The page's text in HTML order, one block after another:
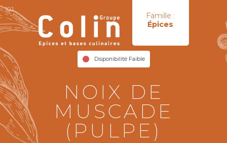
Famille :
Épices
Disponibilité Faible
10J
NOIX DE
MUSCADE
(PULPE)